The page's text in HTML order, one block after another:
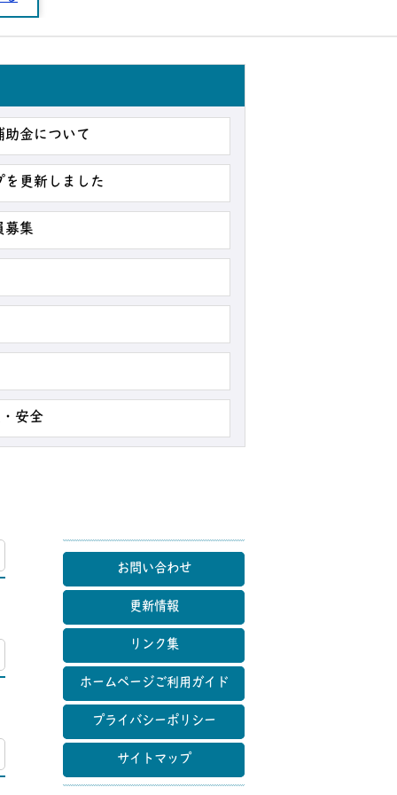
金について
更新しました
募集
安全
マップ
お問い合わせ
更新情報
リンク集
ホームページご利用ガイド
プライバシーポリシー
サイトマップ